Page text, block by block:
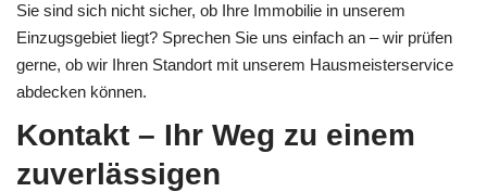
Sie sind sich nicht sicher, ob Ihre Immobilie in unserem
Einzugsgebiet liegt? Sprechen Sie uns einfach an – wir prüfen
gerne, ob wir Ihren Standort mit unserem Hausmeisterservice
abdecken können.
Kontakt – Ihr Weg zu einem
zuverlässigen